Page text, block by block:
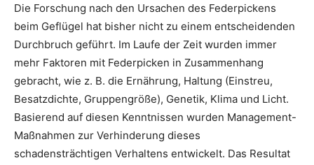
Die Forschung nach den Ursachen des Federpickens
beim Geflügel hat bisher nicht zu einem entscheidenden
Durchbruch geführt. Im Laufe der Zeit wurden immer
mehr Faktoren mit Federpicken in Zusammenhang
gebracht, wie z. B. die Ernährung, Haltung (Einstreu,
Besatzdichte, Gruppengröße), Genetik, Klima und Licht.
Basierend auf diesen Kenntnissen wurden Management-
Maßnahmen zur Verhinderung dieses
schadensträchtigen Verhaltens entwickelt. Das Resultat